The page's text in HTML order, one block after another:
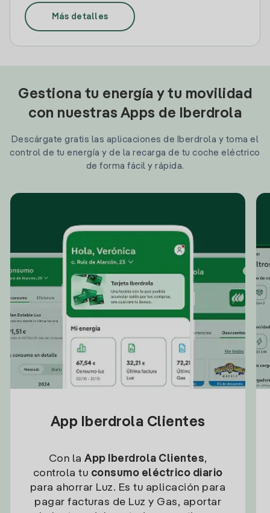
Más detalles
Gestiona tu energía y tu movilidad
con nuestras Apps de Iberdrola
Descárgate gratis las aplicaciones de Iberdrola y toma el
control de tu energía y de la recarga de tu coche eléctrico
de forma fácil y rápida.
App Iberdrola Clientes
Con la App Iberdrola Clientes,
controla tu consumo eléctrico diario
para ahorrar Luz. Es tu aplicación para
pagar facturas de Luz y Gas, aportar